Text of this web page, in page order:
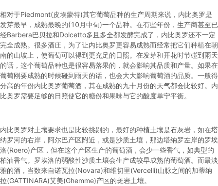
相对于Piedmont(皮埃蒙特)其它葡萄品种的生产周期来说，内比奥罗是
发芽最早，成熟最晚的(10月中旬)一个品种。在有些年份，生产商甚至已
经Barbera巴贝拉和Dolcetto多且多全都发酵完成了，内比奥罗还不一定
完全成熟。很多酒庄，为了让内比奥罗更容易成熟而经常把它们种植在朝
南的山坡上，使葡萄可以得到更充足的日照。在发芽和开花时节碰到雨天
的话，这个葡萄品种也是很容易落果的，就会影响其品质和产量。如果在
葡萄刚要成熟的时候碰到雨天的话，也会大大影响葡萄酒的品质。一般得
分高的年份内比奥罗葡萄酒，其在成熟的九十月份的天气都会比较好。内
比奥罗需要足够的日照使它的糖份和果味与它的酸度单宁平衡。
内比奥罗对土壤要求也是比较挑剔的，最好的种植土壤是石灰岩，如在塔
纳罗河的右岸，阿尔巴产区附近，或是沙质土壤，那边塔纳罗左岸的罗埃
洛(Roero)产区，但在这个产区生产的葡萄酒，会少一些香气，如典型的
柏油香气。罗埃洛的弱酸性沙质土壤会生产成较早成熟的葡萄酒。而最淡
雅的酒，当数来自诺瓦拉(Novara)和维切里(Vercelli)山脉之间的加蒂纳
拉(GATTINARA)艾美(Ghemme)产区的斑岩土壤。